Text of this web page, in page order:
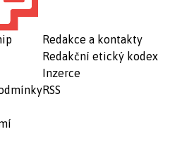
Redakce a kontakty
Redakční etický kodex
Inzerce
RSS